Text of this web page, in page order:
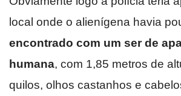
local onde o alienígena havia
encontrado com um ser de
humana, com 1,85 metros de
quilos, olhos castanhos e